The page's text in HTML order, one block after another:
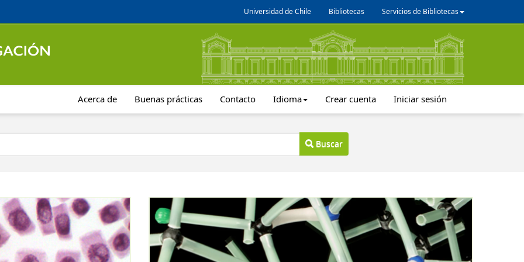
Universidad de Chile Bibliotecas Servicios de Bibliotecas
Acerca de Buenas prácticas Contacto Idioma Crear cuenta Iniciar sesión
Buscar